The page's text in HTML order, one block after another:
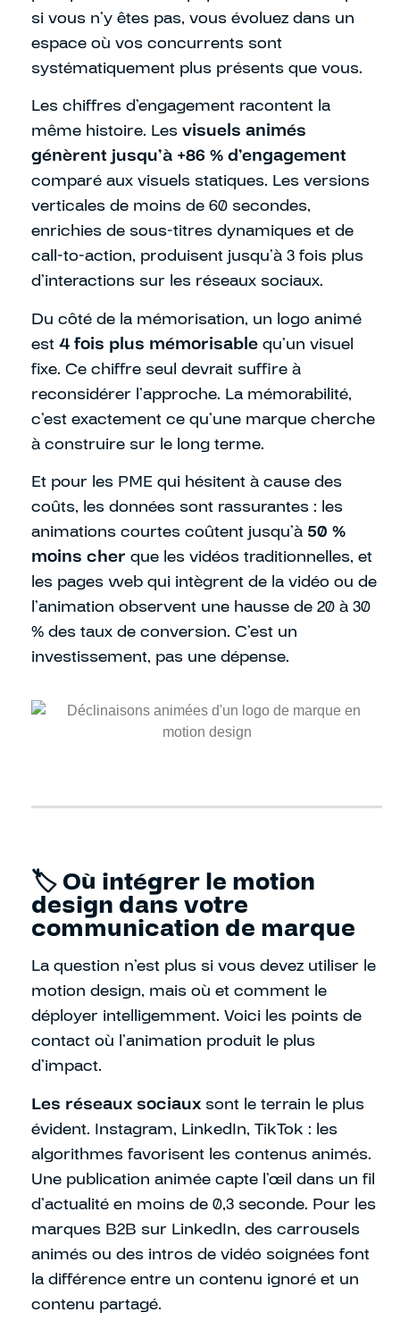
si vous n’y êtes pas, vous évoluez dans un
espace où vos concurrents sont
systématiquement plus présents que vous.
Les chiffres d’engagement racontent la
même histoire. Lesvisuels animés
génèrent jusqu’à +86 % d’engagement
comparé aux visuels statiques. Les versions
verticales de moins de 60 secondes,
enrichies de sous-titres dynamiques et de
call-to-action, produisent jusqu’à 3 fois plus
d’interactions sur les réseaux sociaux.
Du côté de la mémorisation, un logo animé
est4 fois plus mémorisablequ’un visuel
fixe. Ce chiffre seul devrait suffire à
reconsidérer l’approche. La mémorabilité,
c’est exactement ce qu’une marque cherche
à construire sur le long terme.
Et pour les PME qui hésitent à cause des
coûts, les données sont rassurantes : les
animations courtes coûtent jusqu’à 50 %
moins cher que les vidéos traditionnelles, et
les pages web qui intègrent de la vidéo ou de
l’animation observent une hausse de 20 à 30
% des taux de conversion. C’est un
investissement, pas une dépense.
🏷️ Où intégrer le motion
design dans votre
communication de marque
La question n’est plus si vous devez utiliser le
motion design, mais où et comment le
déployer intelligemment. Voici les points de
contact où l’animation produit le plus
d’impact.
Les réseaux sociaux sont le terrain le plus
évident. Instagram, LinkedIn, TikTok : les
algorithmes favorisent les contenus animés.
Une publication animée capte l’œil dans un fil
d’actualité en moins de 0,3 seconde. Pour les
marques B2B sur LinkedIn, des carrousels
animés ou des intros de vidéo soignées font
la différence entre un contenu ignoré et un
contenu partagé.